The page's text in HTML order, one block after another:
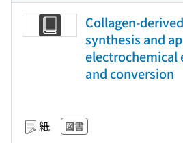
Collagen-
synthesis and
electrochemical
and conversion
紙 図書